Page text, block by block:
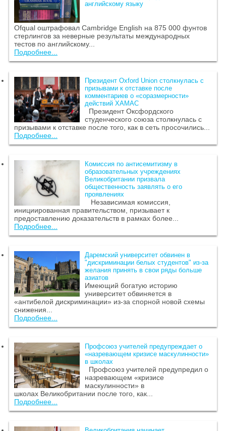
английскому языку
Ofqual оштрафовал Cambridge English на 875 000 фунтов
стерлингов за неверные результаты международных
тестов по английскому...
Подробнее...
Президент Oxford Union столкнулась с
призывами к отставке после
комментариев о «соразмерности»
действий ХАМАС
Президент Оксфордского
студенческого союза столкнулась с
призывами к отставке после того, как в сеть просочились...
Подробнее...
Комиссия по антисемитизму в
образовательных учреждениях
Великобритании призвала
общественность заявлять о его
проявлениях
Независимая комиссия,
инициированная правительством, призывает к
предоставлению доказательств в рамках более...
Подробнее...
Даремский университет обвинен в
"дискриминации белых студентов" из-за
желания принять в свои ряды больше
азиатов
Имеющий богатую историю
университет обвиняется в
«антибелой дискриминации» из-за спорной новой схемы
снижения...
Подробнее...
Профсоюз учителей предупреждает о
«назревающем кризисе маскулинности»
в школах
Профсоюз учителей предупредил о
назревающем «кризисе
маскулинности» в
школах Великобритании после того, как...
Подробнее...